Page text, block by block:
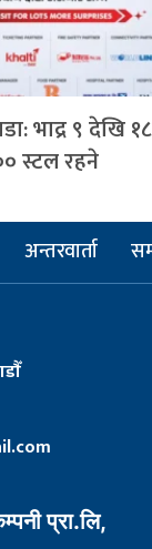
भाद्र ९ देखि
स्टल रहने
अन्तरवार्ता
प्रा.लि,